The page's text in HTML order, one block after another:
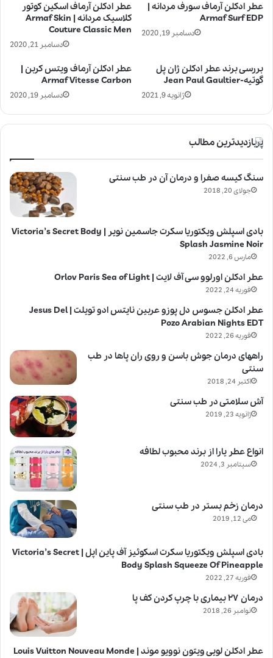
عطر ادکلن آرماف اسکین کوتور
کلاسیک مردانه | Armaf Skin
Couture Classic Men
دسامبر 21, 2020
عطر ادکلن آرماف سورف مردانه |
Armaf Surf EDP
دسامبر 19, 2020
عطر ادکلن آرماف ویتس کربن |
Armaf Vitesse Carbon
دسامبر 19, 2020
بررسی برند عطر ادکلن ژان پل
گوتیه-Jean Paul Gaultier
ژانویه 9, 2021
پربازدیدترین مطالب
سنگ کیسه صفرا و درمان آن در طب سنتی
جولای 20, 2018
بادی اسپلش ویکتوریا سکرت جاسمین نویر | Victoria’s Secret Body
Splash Jasmine Noir
مارس 6, 2022
عطر ادکلن اورلوو سی آف لایت | Orlov Paris Sea of Light
فوریه 24, 2022
عطر ادکلن جسوس دل پوزو عربین نایتس ادو تویلت | Jesus Del
Pozo Arabian Nights EDT
فوریه 26, 2022
راههای درمان جوش باسن و روی ران پاها در طب
سنتی
اکتبر 24, 2018
آش سلامتی در طب سنتی
ژانویه 23, 2019
انواع عطر یارا از برند محبوب لطافه
سپتامبر 3, 2024
درمان زخم بستر در طب سنتی
می 12, 2019
بادی اسپلش ویکتوریا سکرت اسکوئیز آف پاین اپل | Victoria’s Secret
Body Splash Squeeze Of Pineapple
فوریه 27, 2022
درمان ۲۷ بیماری با چرپ کردن کف پا
نوامبر 26, 2018
عطر ادکلن لویی ویتون نوویو موند | Louis Vuitton Nouveau Monde